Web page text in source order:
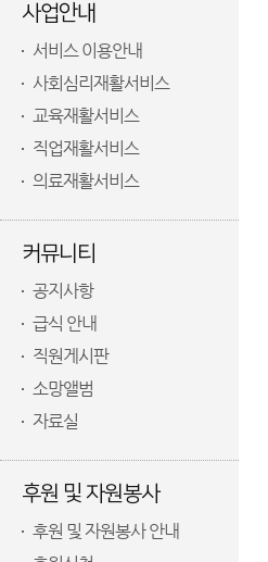
사업안내
서비스 이용안내
사회심리재활서비스
교육재활서비스
직업재활서비스
의료재활서비스
커뮤니티
공지사항
급식 안내
직원게시판
소망앨범
자료실
후원 및 자원봉사
후원 및 자원봉사 안내